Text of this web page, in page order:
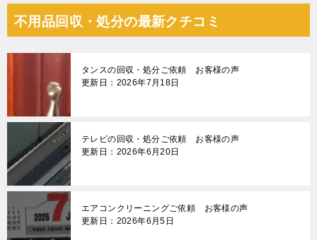
不用品回収・処分の最新クチコミ
タンスの回収・処分ご依頼 お客様の声
更新日：2026年7月18日
テレビの回収・処分ご依頼 お客様の声
更新日：2026年6月20日
エアコンクリーニングご依頼 お客様の声
更新日：2026年6月5日